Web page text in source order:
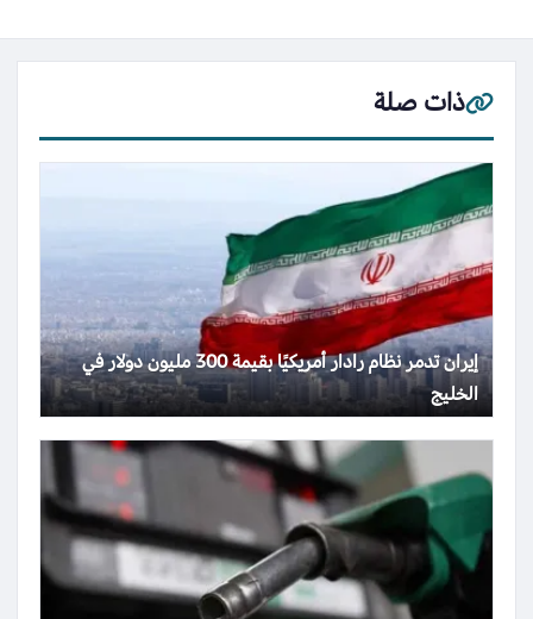
ذات صلة
إيران تدمر نظام رادار أمريكيًا بقيمة 300 مليون دولار في
الخليج